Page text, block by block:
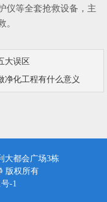
仪等全套抢救设备，主
。
大误区
净化工程有什么意义
大都会广场3栋
版权所有
-1